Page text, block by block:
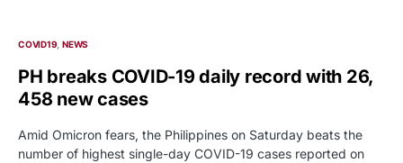
COVID19 NEWS
PH breaks COVID-19 daily record with 26,
458 new cases
Amid Omicron fears, the Philippines on Saturday beats the
number of highest single-day COVID-19 cases reported on